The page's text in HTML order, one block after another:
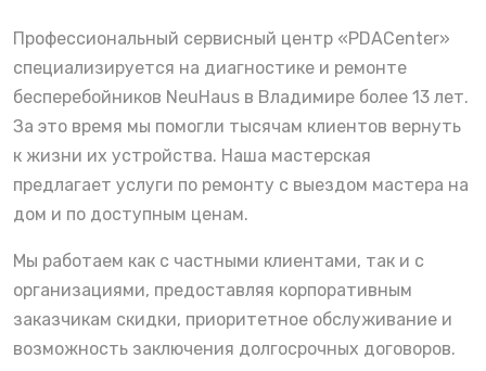
Профессиональный сервисный центр «PDACenter»
специализируется на диагностике и ремонте
бесперебойников NeuHaus в Владимире более 13 лет.
За это время мы помогли тысячам клиентов вернуть
к жизни их устройства. Наша мастерская
предлагает услуги по ремонту с выездом мастера на
дом и по доступным ценам.
Мы работаем как с частными клиентами, так и с
организациями, предоставляя корпоративным
заказчикам скидки, приоритетное обслуживание и
возможность заключения долгосрочных договоров.